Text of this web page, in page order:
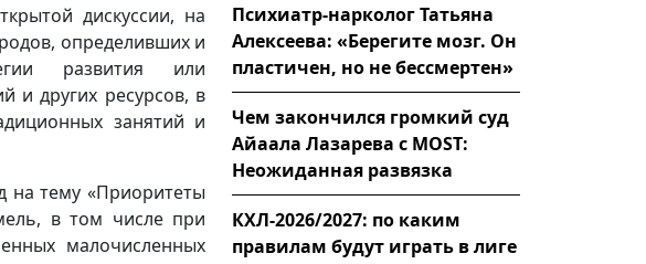
дискуссии, на
определивших и
развития или
и других ресурсов, в
занятий и
на тему «Приоритеты
в том числе при
малочисленных
Психиатр-нарколог Татьяна
Алексеева: «Берегите мозг. Он
пластичен, но не бессмертен»
Чем закончился громкий суд
Айаала Лазарева с MOST:
Неожиданная развязка
КХЛ-2026/2027: по каким
правилам будут играть в лиге